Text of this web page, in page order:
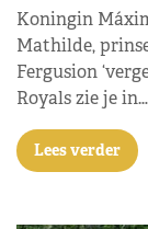
Koningin
Mathilde,
Fergusion
Royals zie je in…
Lees verder